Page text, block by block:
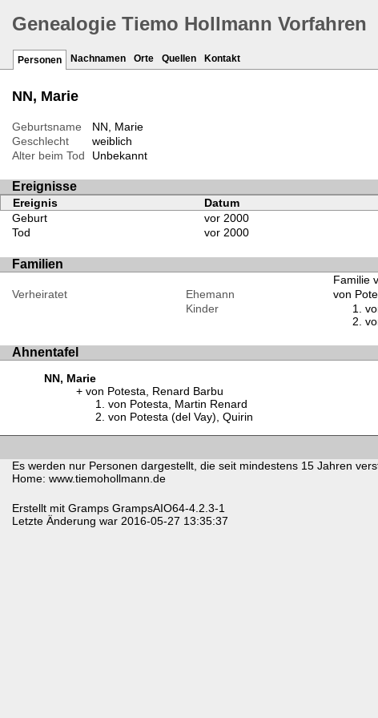
Genealogie Tiemo Hollmann Vorfahren
Personen Nachnamen Orte Quellen Kontakt
NN, Marie
Geburtsname
NN, Marie
Geschlecht
weiblich
Alter beim Tod
Unbekannt
Ereignisse
Ereignis Datum
Geburt
vor 2000
Tod
vor 2000
Familien
Familie
Verheiratet
Ehemann
von
Kinder
Ahnentafel
NN, Marie
von Potesta, Renard Barbu
von Potesta, Martin Renard
von Potesta (del Vay), Quirin
Es werden nur Personen dargestellt, die seit mindestens 15 Jahren
Home: www.tiemohollmann.de
Erstellt mit Gramps GrampsAIO64-4.2.3-1
Letzte Änderung war 2016-05-27 13:35:37